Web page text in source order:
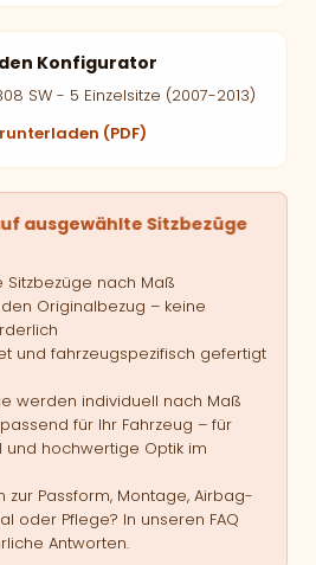
Konfigurator
SW - 5 Einzelsitze (2007-2013)
(PDF)
ausgewählte Sitzbezüge
nach Maß
Originalbezug – keine
und fahrzeugspezifisch gefertigt
werden individuell nach Maß
für Ihr Fahrzeug – für
und hochwertige Optik im
zur Passform, Montage, Airbag-
oder Pflege? In unseren FAQ
Antworten.